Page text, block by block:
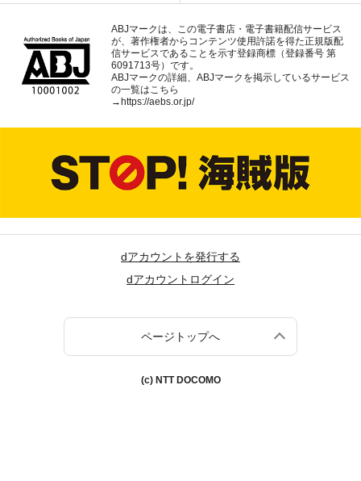
ABJマークは、この電子書店・電子書籍配信サービス
が、著作権者からコンテンツ使用許諾を得た正規版配
信サービスであることを示す登録商標（登録番号 第
6091713号）です。
ABJマークの詳細、ABJマークを掲示しているサービス
の一覧はこちら
→https://aebs.or.jp/
dアカウントを発行する
dアカウントログイン
ページトップへ
(c) NTT DOCOMO